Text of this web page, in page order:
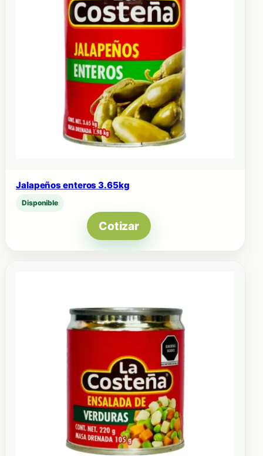
Jalapeños enteros 3.65kg
Disponible
Cotizar